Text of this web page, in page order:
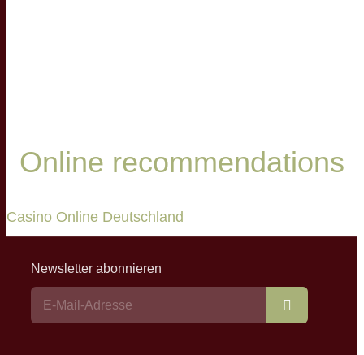
Online recommendations
Casino Online Deutschland
Newsletter abonnieren